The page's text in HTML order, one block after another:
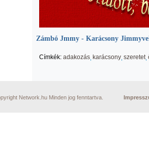
Zámbó Jmmy - Karácsony
Címkék: adakozás karácsony szeretet
Network.hu Minden jog fenntartva.